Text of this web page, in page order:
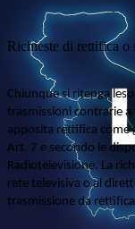
Richieste di rettifica o
Chiunque si ritenga
trasmissioni contrarie a
apposita rettifica come
Art. 7 e secondo le
Radiotelevisione. La
rete televisiva o al
trasmissione da